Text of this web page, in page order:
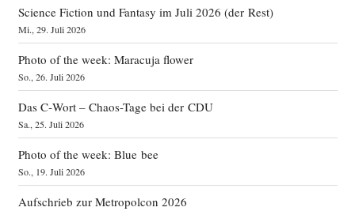
Science Fiction und Fantasy im Juli 2026 (der Rest)
Mi., 29. Juli 2026
Photo of the week: Maracuja flower
So., 26. Juli 2026
Das C‑Wort – Chaos-Tage bei der CDU
Sa., 25. Juli 2026
Photo of the week: Blue bee
So., 19. Juli 2026
Aufschrieb zur Metropolcon 2026